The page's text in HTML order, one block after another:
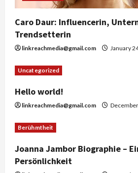
Caro Daur: Influencerin,
Trendsetterin
linkreachmedia@gmail.com January
Uncategorized
Hello world!
linkreachmedia@gmail.com
Berühmtheit
Joanna Jambor Biographie –
Persönlichkeit